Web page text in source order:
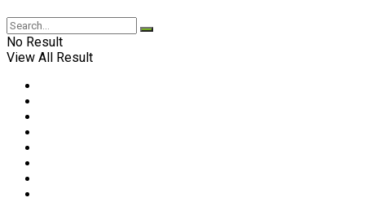
No Result
View All Result